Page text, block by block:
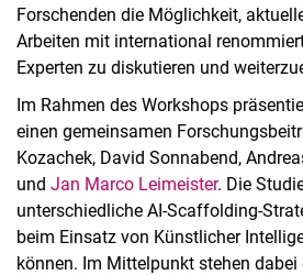
Forschenden die Möglichkeit,
Arbeiten mit international
Experten zu diskutieren und
Im Rahmen des Workshops
einen gemeinsamen
Kozachek, David Sonnabend,
und Jan Marco Leimeister. Die
unterschiedliche AI-Scaffolding-
beim Einsatz von Künstlicher
können. Im Mittelpunkt stehen dabei